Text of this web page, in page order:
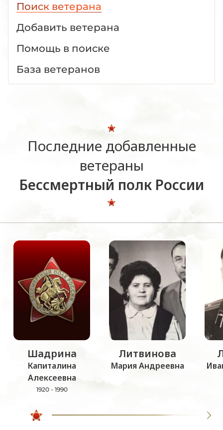
Поиск ветерана
Добавить ветерана
Помощь в поиске
База ветеранов
Последние добавленные
ветераны
Бессмертный полк России
Шадрина
Капиталина
Алексеевна
1920 - 1990
Литвинова
Мария Андреевна